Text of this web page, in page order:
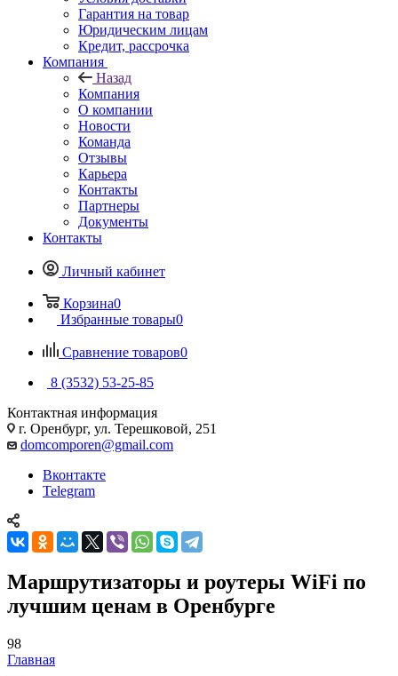
Гарантия на товар
Юридическим лицам
Кредит, рассрочка
Компания
Назад
Компания
О компании
Новости
Команда
Отзывы
Карьера
Контакты
Партнеры
Документы
Контакты
Личный кабинет
Корзина0
Избранные товары0
Сравнение товаров0
8 (3532) 53-25-85
Контактная информация
г. Оренбург, ул. Терешковой, 251
domcomporen@gmail.com
Вконтакте
Telegram
Маршрутизаторы и роутеры WiFi по
лучшим ценам в Оренбурге
98
Главная